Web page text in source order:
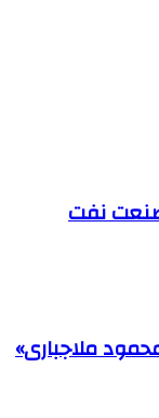
نفت
ملاجباری»